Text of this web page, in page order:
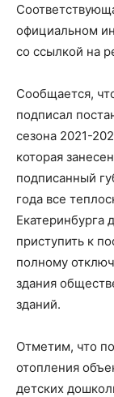
официальном
со ссылкой на
Сообщается,
подписал
сезона 2021-
которая
подписанный
года все
Екатеринбурга
приступить к
полному
здания
зданий.
Отметим, что
отопления
детских